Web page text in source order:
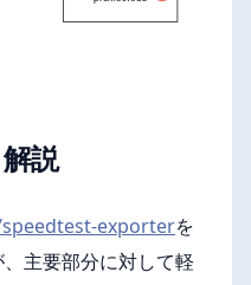
説
exporterを
主要部分に対して軽